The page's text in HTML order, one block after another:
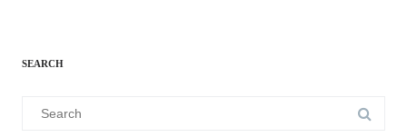
SEARCH